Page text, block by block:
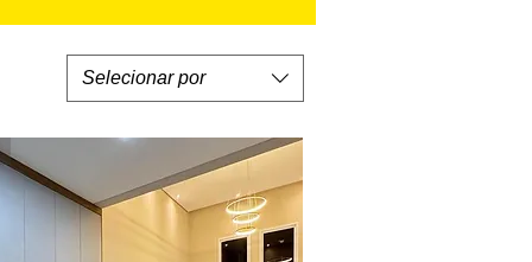
ImóveisSelecionar por